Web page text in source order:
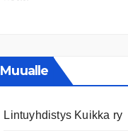
nettilähteitä
Muualle
Lintuyhdistys Kuikka ry